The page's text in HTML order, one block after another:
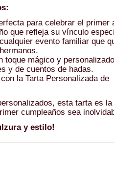
para celebrar el primer
que refleja su vínculo
evento familiar que
toque mágico y
y de cuentos de hadas.
la Tarta Personalizada de
esta tarta es la
cumpleaños sea
y estilo!